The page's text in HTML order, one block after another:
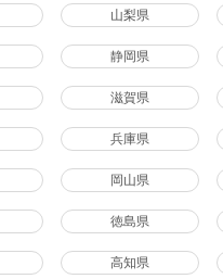
山梨県
静岡県
滋賀県
兵庫県
岡山県
徳島県
高知県